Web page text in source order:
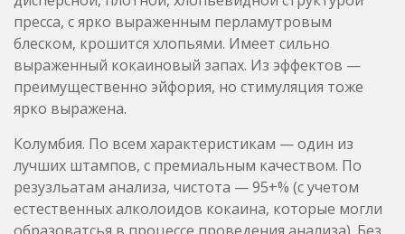
Колумбия. По всем характеристикам — один из
лучших штампов, с премиальным качеством. По
резузльатам анализа, чистота — 95+% (с учетом
естественных алколоидов кокаина, которые могли
образоватсья в процессе проведения анализа). Без
Левамизола и других примесей. Товар белого
цвета, с легким, едва заметным, кремовым
оттенком. Брикет с твердой, крупно дисперсной,
хлопьевидной структурой пресса, с ярко
выраженным перламутровым блеском, крошится